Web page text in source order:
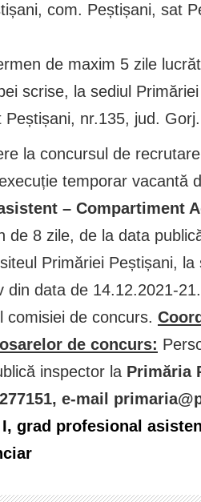
com. Peștișani, sat
de maxim 5 zile
scrise, la sediul
Peștișani, nr.135, jud. Gorj.
la concursul de
temporar vacantă
– Compartiment
de 8 zile, de la data
Primăriei Peștișani, la
din data de 14.12.2021-
comisiei de concurs.
de concurs:
inspector la Primăria
e-mail
grad profesional